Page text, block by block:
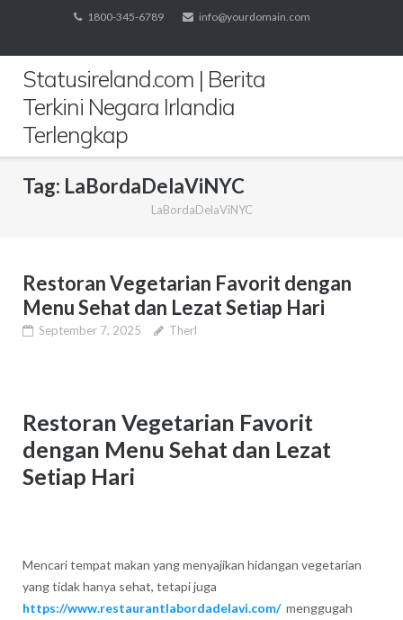
content
1800-345-6789 info@yourdomain.com
Statusireland.com | Berita
Terkini Negara Irlandia
Terlengkap
Tag: LaBordaDelaViNYC
LaBordaDelaViNYC
Restoran Vegetarian Favorit dengan
Menu Sehat dan Lezat Setiap Hari
September 7, 2025 Therl
Restoran Vegetarian Favorit
dengan Menu Sehat dan Lezat
Setiap Hari
Mencari tempat makan yang menyajikan hidangan vegetarian
yang tidak hanya sehat, tetapi juga
https://www.restaurantlabordadelavi.com/menggugah